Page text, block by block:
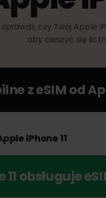
Apple
aby cieszyć
Apple iPhone 11